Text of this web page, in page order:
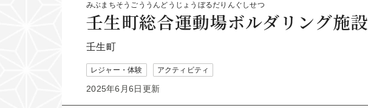
みぶまちそうごううんどうじょうぼるだりんぐしせつ
壬生町総合運動場ボルダリング施設
壬生町
レジャー・体験 アクティビティ
2025年6月6日更新